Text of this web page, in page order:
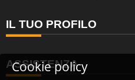
IL TUO PROFILO
ASSISTENZA
Cookie policy